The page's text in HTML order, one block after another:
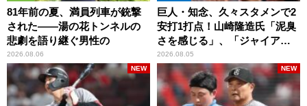
81年前の夏、満員列車が銃撃
された――湯の花トンネルの
悲劇を語り継ぐ男性の
2026.08.06
巨人・知念、久々スタメンで2
安打1打点！山崎隆造氏「泥臭
さを感じる」、「ジャイアン
ツには少ないタイプ」
2026.08.05
NEW NEW